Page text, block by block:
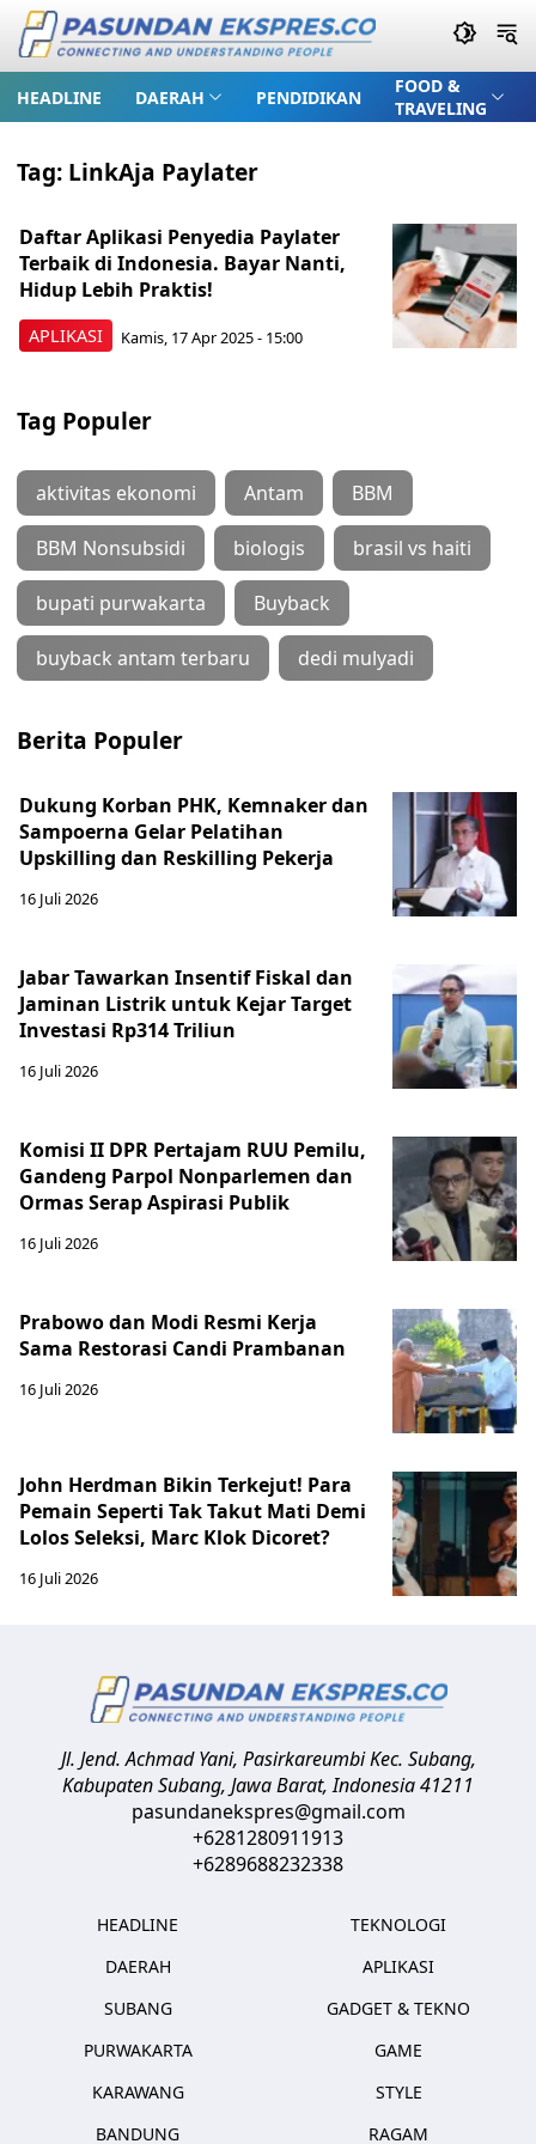
HEADLINE DAERAH PENDIDIKAN
FOOD &
TRAVELING
Tag: LinkAja Paylater
APLIKASI
Daftar Aplikasi Penyedia Paylater
Terbaik di Indonesia. Bayar Nanti,
Hidup Lebih Praktis!
Kamis, 17 Apr 2025 - 15:00
Tag Populer
aktivitas ekonomi Antam BBM
BBM Nonsubsidi biologis brasil vs haiti
bupati purwakarta Buyback
buyback antam terbaru dedi mulyadi
Berita Populer
Dukung Korban PHK, Kemnaker dan
Sampoerna Gelar Pelatihan
Upskilling dan Reskilling Pekerja
16 Juli 2026
Jabar Tawarkan Insentif Fiskal dan
Jaminan Listrik untuk Kejar Target
Investasi Rp314 Triliun
16 Juli 2026
Komisi II DPR Pertajam RUU Pemilu,
Gandeng Parpol Nonparlemen dan
Ormas Serap Aspirasi Publik
16 Juli 2026
Prabowo dan Modi Resmi Kerja
Sama Restorasi Candi Prambanan
16 Juli 2026
John Herdman Bikin Terkejut! Para
Pemain Seperti Tak Takut Mati Demi
Lolos Seleksi, Marc Klok Dicoret?
16 Juli 2026
Jl. Jend. Achmad Yani, Pasirkareumbi Kec. Subang,
Kabupaten Subang, Jawa Barat,Indonesia41211
pasundanekspres@gmail.com
+6281280911913
+6289688232338
HEADLINE
DAERAH
SUBANG
PURWAKARTA
KARAWANG
BANDUNG
TEKNOLOGI
APLIKASI
GADGET & TEKNO
GAME
STYLE
RAGAM